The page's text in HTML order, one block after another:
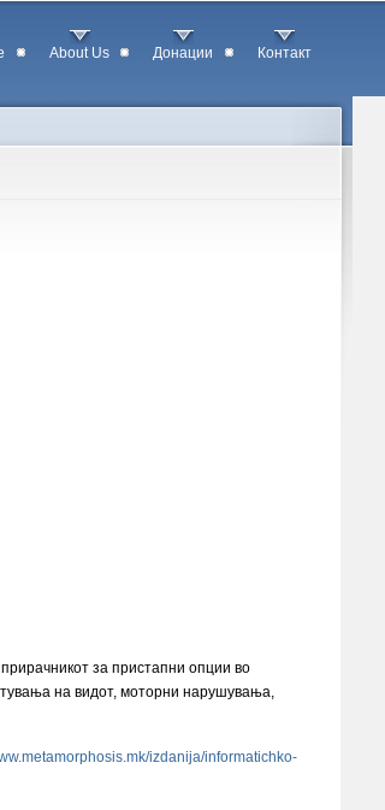
About Us Донации Контакт
за пристапни опции во
на видот, моторни нарушувања,
izdanija/informatichko-